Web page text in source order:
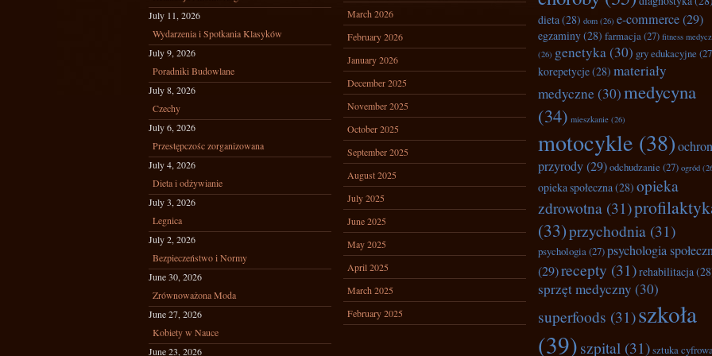
July 11, 2026
Wydarzenia i Spotkania Klasyków
July 9, 2026
Poradniki Budowlane
July 8, 2026
Czechy
July 6, 2026
Przestępczośc zorganizowana
July 4, 2026
Dieta i odżywianie
July 3, 2026
Legnica
July 2, 2026
Bezpieczeństwo i Normy
June 30, 2026
Zrównoważona Moda
June 27, 2026
Kobiety w Nauce
June 23, 2026
March 2026
February 2026
January 2026
December 2025
November 2025
October 2025
September 2025
August 2025
July 2025
June 2025
May 2025
April 2025
March 2025
February 2025
dieta(28) dom (26) e-commerce(29)
egzaminy(28) farmacja(27) fitness
(26) genetyka(30) gry edukacyjne
korepetycje(28) materiały
medyczne (30)medycyna
(34) mieszkanie (26)
motocykle (38)
przyrody(29)odchudzanie (27) ogród
opieka społeczna(28) opieka
zdrowotna (31)
(33)przychodnia (31)
psychologia(27)psychologia
(29)recepty (31)rehabilitacja
sprzęt medyczny (30)
superfoods (31)szkoła
(39)szpital (31)sztuka